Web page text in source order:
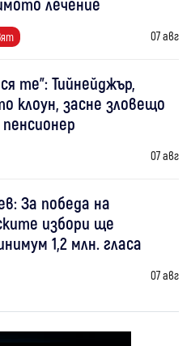
07 авг
те": Тийнейджър,
клоун, засне зловещо
07 авг
За победа на
избори ще
1,2 млн. гласа
07 авг